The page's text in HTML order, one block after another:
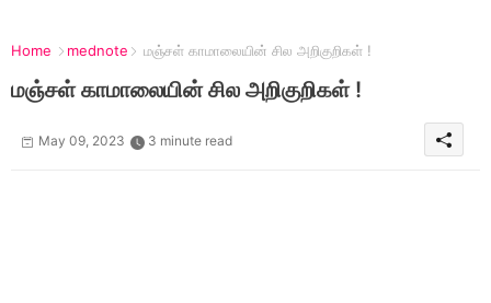
Home mednote மஞ்சள் காமாலையின் சில அறிகுறிகள் !
மஞ்சள் காமாலையின் சில அறிகுறிகள் !
May 09, 2023 3 minute read